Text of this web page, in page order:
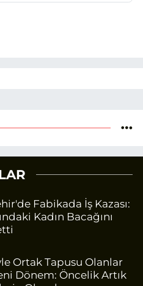
Fabikada İş Kazası:
Kadın Bacağını
Ortak Tapusu Olanlar
Dönem: Öncelik Artık